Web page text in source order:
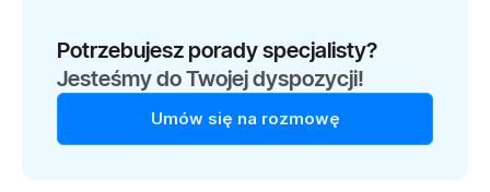
Potrzebujesz porady specjalisty?
Jesteśmy do Twojej dyspozycji!
Umów się na rozmowę